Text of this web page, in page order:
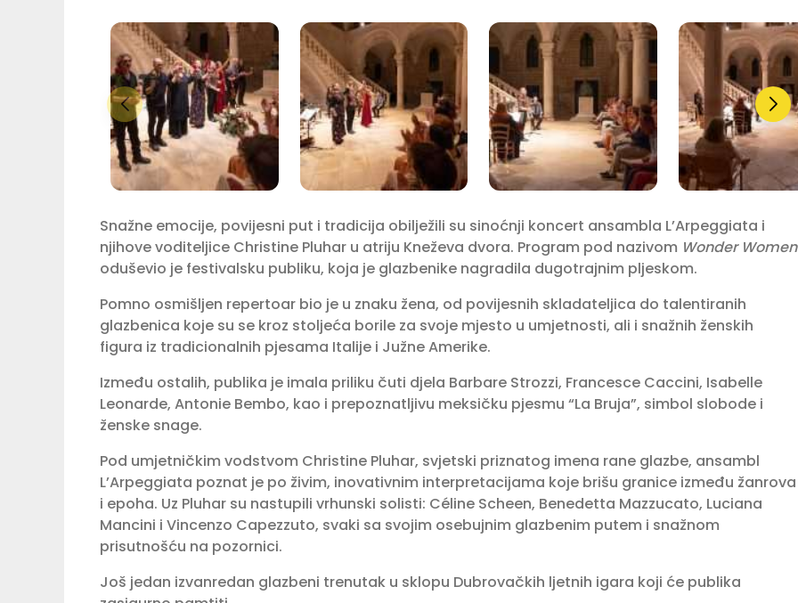
Snažne emocije, povijesni put i tradicija obilježili su sinoćnji koncert ansambla L’Arpeggiata i
njihove voditeljice Christine Pluhar u atriju Kneževa dvora. Program pod nazivom Wonder Women
oduševio je festivalsku publiku, koja je glazbenike nagradila dugotrajnim pljeskom.
Pomno osmišljen repertoar bio je u znaku žena, od povijesnih skladateljica do talentiranih
glazbenica koje su se kroz stoljeća borile za svoje mjesto u umjetnosti, ali i snažnih ženskih
figura iz tradicionalnih pjesama Italije i Južne Amerike.
Između ostalih, publika je imala priliku čuti djela Barbare Strozzi, Francesce Caccini, Isabelle
Leonarde, Antonie Bembo, kao i prepoznatljivu meksičku pjesmu “La Bruja”, simbol slobode i
ženske snage.
Pod umjetničkim vodstvom Christine Pluhar, svjetski priznatog imena rane glazbe, ansambl
L’Arpeggiata poznat je po živim, inovativnim interpretacijama koje brišu granice između žanrova
i epoha. Uz Pluhar su nastupili vrhunski solisti: Céline Scheen, Benedetta Mazzucato, Luciana
Mancini i Vincenzo Capezzuto, svaki sa svojim osebujnim glazbenim putem i snažnom
prisutnošću na pozornici.
Još jedan izvanredan glazbeni trenutak u sklopu Dubrovačkih ljetnih igara koji će publika